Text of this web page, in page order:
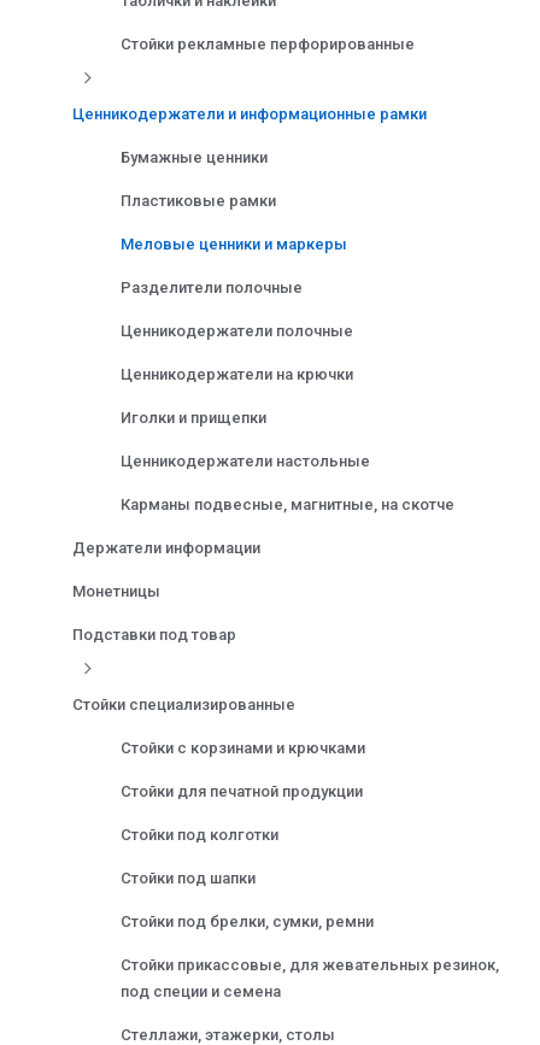
Стойки рекламные перфорированные
Ценникодержатели и информационные рамки
Бумажные ценники
Пластиковые рамки
Меловые ценники и маркеры
Разделители полочные
Ценникодержатели полочные
Ценникодержатели на крючки
Иголки и прищепки
Ценникодержатели настольные
Карманы подвесные, магнитные, на скотче
Держатели информации
Монетницы
Подставки под товар
Стойки специализированные
Стойки с корзинами и крючками
Стойки для печатной продукции
Стойки под колготки
Стойки под шапки
Стойки под брелки, сумки, ремни
Стойки прикассовые, для жевательных резинок,
под специи и семена
Стеллажи, этажерки, столы